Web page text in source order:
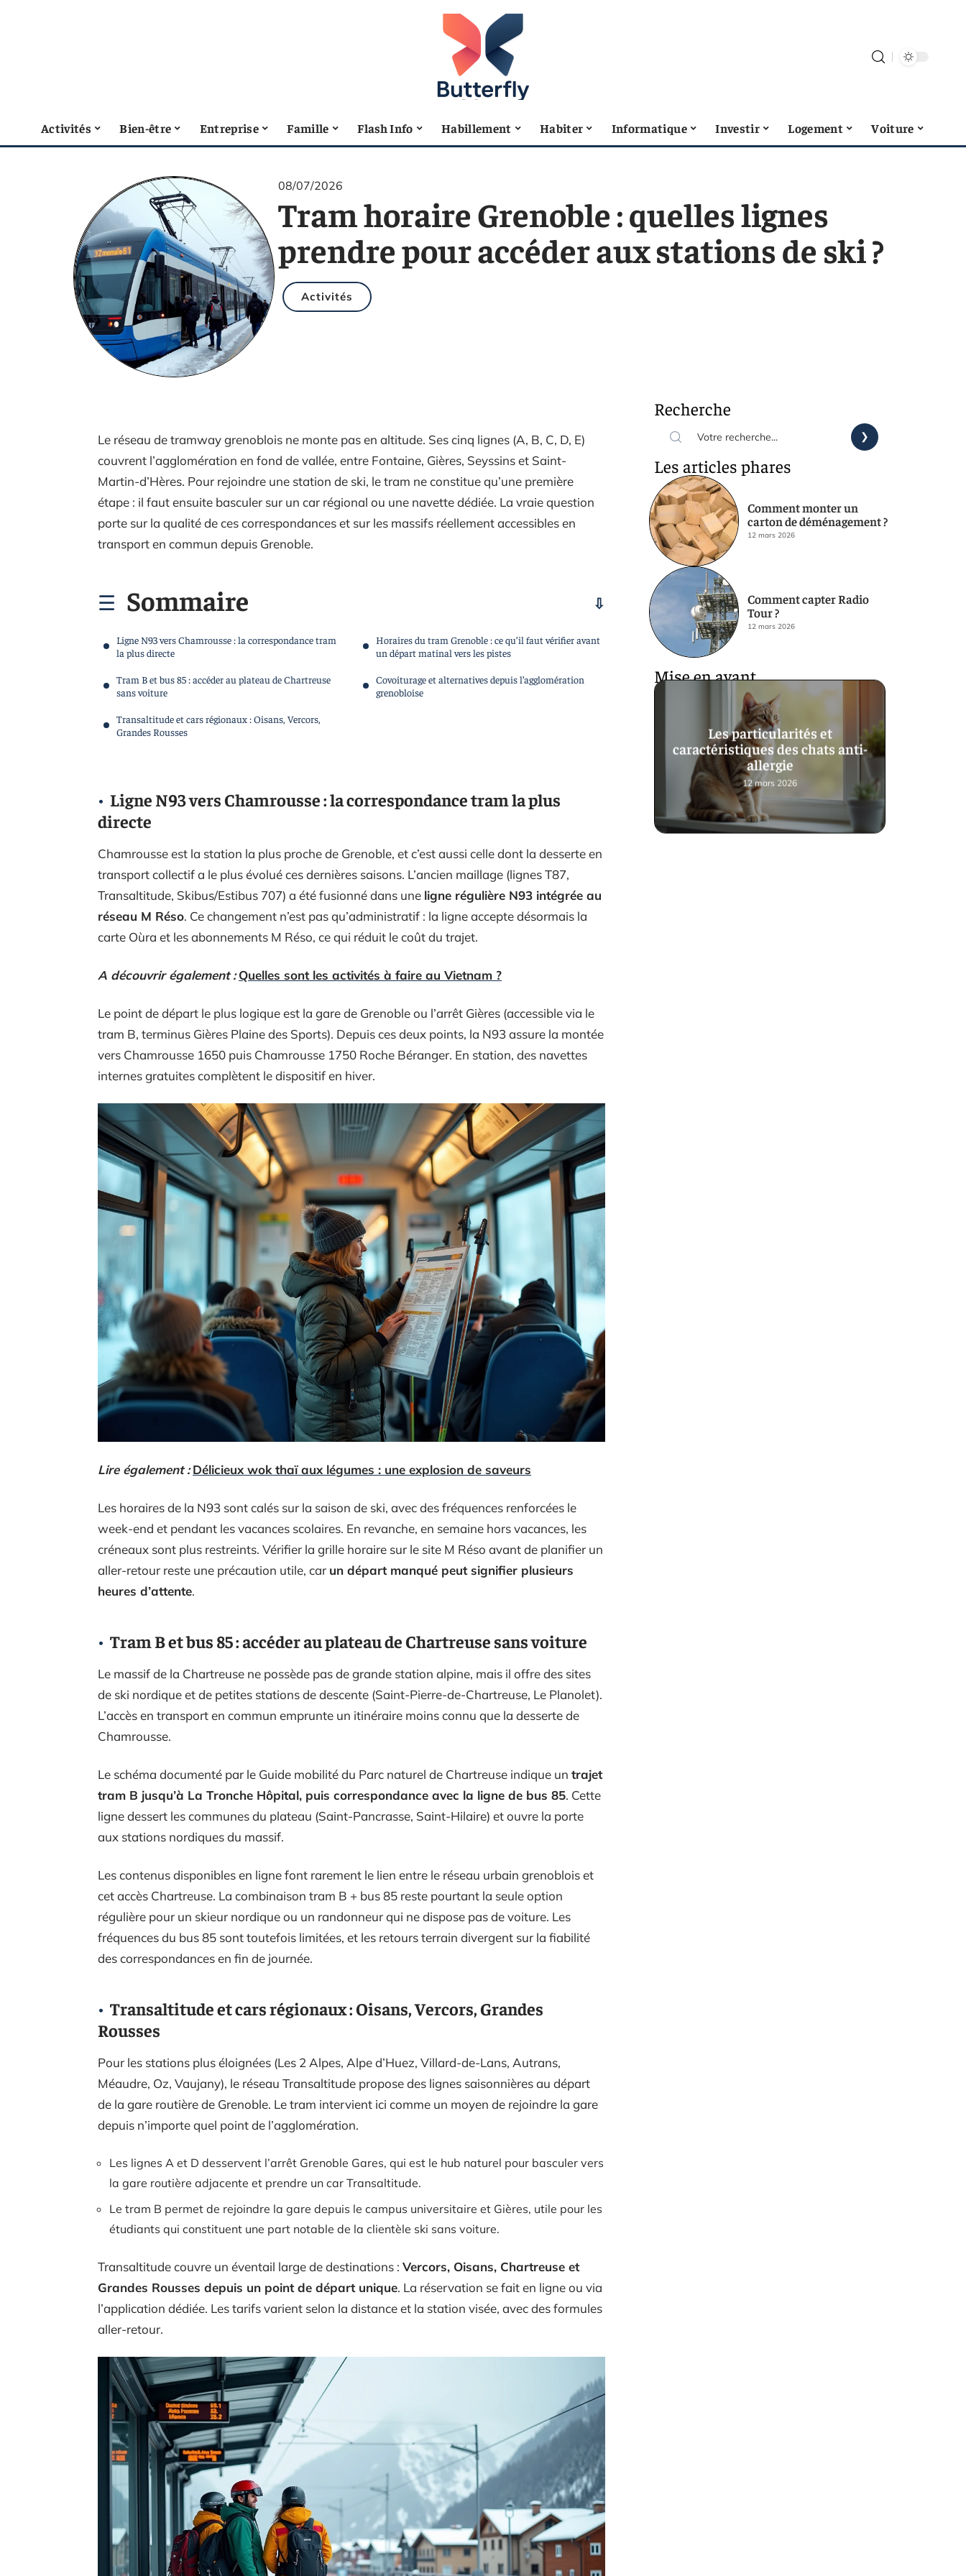
Activités Bien-être Entreprise Famille Flash Info Habillement Habiter Informatique Investir Logement Voiture
08/07/2026
Tram horaire Grenoble : quelles lignes
prendre pour accéder aux stations de ski ?
Activités
Le réseau de tramway grenoblois ne monte pas en altitude. Ses cinq lignes (A, B, C, D, E)
couvrent l’agglomération en fond de vallée, entre Fontaine, Gières, Seyssins et Saint-
Martin-d’Hères. Pour rejoindre une station de ski, le tram ne constitue qu’une première
étape : il faut ensuite basculer sur un car régional ou une navette dédiée. La vraie question
porte sur la qualité de ces correspondances et sur les massifs réellement accessibles en
transport en commun depuis Grenoble.
Sommaire
Ligne N93 vers Chamrousse : la correspondance tram
la plus directe
Tram B et bus 85 : accéder au plateau de Chartreuse
sans voiture
Transaltitude et cars régionaux : Oisans, Vercors,
Grandes Rousses
Horaires du tram Grenoble : ce qu’il faut vérifier avant
un départ matinal vers les pistes
Covoiturage et alternatives depuis l’agglomération
grenobloise
Ligne N93 vers Chamrousse : la correspondance tram la plus
directe
Chamrousse est la station la plus proche de Grenoble, et c’est aussi celle dont la desserte en
transport collectif a le plus évolué ces dernières saisons. L’ancien maillage (lignes T87,
Transaltitude, Skibus/Estibus 707) a été fusionné dans une ligne régulière N93 intégrée au
réseau M Réso. Ce changement n’est pas qu’administratif : la ligne accepte désormais la
carte Oùra et les abonnements M Réso, ce qui réduit le coût du trajet.
A découvrir également : Quelles sont les activités à faire au Vietnam ?
Le point de départ le plus logique est la gare de Grenoble ou l’arrêt Gières (accessible via le
tram B, terminus Gières Plaine des Sports). Depuis ces deux points, la N93 assure la montée
vers Chamrousse 1650 puis Chamrousse 1750 Roche Béranger. En station, des navettes
internes gratuites complètent le dispositif en hiver.
Lire également : Délicieux wok thaï aux légumes : une explosion de saveurs
Les horaires de la N93 sont calés sur la saison de ski, avec des fréquences renforcées le
week-end et pendant les vacances scolaires. En revanche, en semaine hors vacances, les
créneaux sont plus restreints. Vérifier la grille horaire sur le site M Réso avant de planifier un
aller-retour reste une précaution utile, car un départ manqué peut signifier plusieurs
heures d’attente.
Tram B et bus 85 : accéder au plateau de Chartreuse sans voiture
Le massif de la Chartreuse ne possède pas de grande station alpine, mais il offre des sites
de ski nordique et de petites stations de descente (Saint-Pierre-de-Chartreuse, Le Planolet).
L’accès en transport en commun emprunte un itinéraire moins connu que la desserte de
Chamrousse.
Le schéma documenté par le Guide mobilité du Parc naturel de Chartreuse indique un trajet
tram B jusqu’à La Tronche Hôpital, puis correspondance avec la ligne de bus 85. Cette
ligne dessert les communes du plateau (Saint-Pancrasse, Saint-Hilaire) et ouvre la porte
aux stations nordiques du massif.
Les contenus disponibles en ligne font rarement le lien entre le réseau urbain grenoblois et
cet accès Chartreuse. La combinaison tram B + bus 85 reste pourtant la seule option
régulière pour un skieur nordique ou un randonneur qui ne dispose pas de voiture. Les
fréquences du bus 85 sont toutefois limitées, et les retours terrain divergent sur la fiabilité
des correspondances en fin de journée.
Transaltitude et cars régionaux : Oisans, Vercors, Grandes
Rousses
Pour les stations plus éloignées (Les 2 Alpes, Alpe d’Huez, Villard-de-Lans, Autrans,
Méaudre, Oz, Vaujany), le réseau Transaltitude propose des lignes saisonnières au départ
de la gare routière de Grenoble. Le tram intervient ici comme un moyen de rejoindre la gare
depuis n’importe quel point de l’agglomération.
Les lignes A et D desservent l’arrêt Grenoble Gares, qui est le hub naturel pour basculer vers
la gare routière adjacente et prendre un car Transaltitude.
Le tram B permet de rejoindre la gare depuis le campus universitaire et Gières, utile pour les
étudiants qui constituent une part notable de la clientèle ski sans voiture.
Transaltitude couvre un éventail large de destinations : Vercors, Oisans, Chartreuse et
Grandes Rousses depuis un point de départ unique. La réservation se fait en ligne ou via
l’application dédiée. Les tarifs varient selon la distance et la station visée, avec des formules
aller-retour.
Recherche
Les articles phares
Comment monter un
carton de déménagement ?
12 mars 2026
Comment capter Radio
Tour ?
12 mars 2026
Mise en avant
Les particularités et
caractéristiques des chats anti-
allergie
12 mars 2026